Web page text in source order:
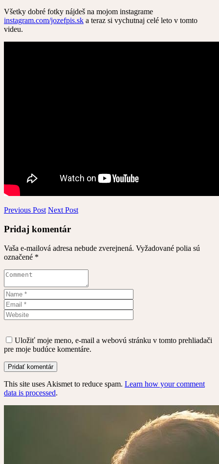
Všetky dobré fotky nájdeš na mojom instagrame
instagram.com/jozefpis.sk a teraz si vychutnaj celé leto v tomto
videu.
Previous Post Next Post
Pridaj komentár
Vaša e-mailová adresa nebude zverejnená. Vyžadované polia sú
označené *
Uložiť moje meno, e-mail a webovú stránku v tomto prehliadači
pre moje budúce komentáre.
This site uses Akismet to reduce spam. Learn how your comment
data is processed.